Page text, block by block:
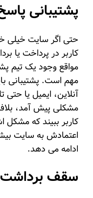
پشتیبانی
حتی اگر سایت خیلی
کاربر در پرداخت یا
مواقع وجود یک تیم
مهم است. پشتیبانی
آنلاین، ایمیل یا
مشکلی پیش آمد،
کاربر ببیند که
اعتمادش به سایت
ادامه می دهد.
سقف